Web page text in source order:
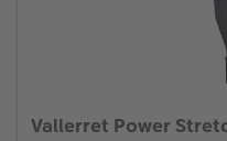
Vallerret Power